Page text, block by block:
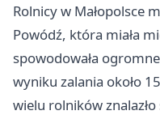
Rolnicy w Małopolsce
Powódź, która miała
spowodowała
wyniku zalania około
wielu rolników